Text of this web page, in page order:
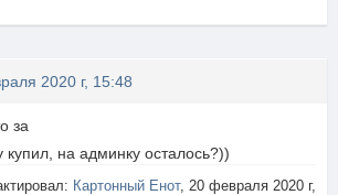
2020 г, 15:48
за
на админку осталось?))
Картонный Енот, 20 февраля 2020 г,